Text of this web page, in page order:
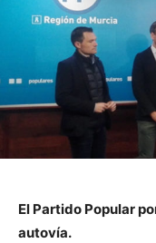
El Partido Popular
autovía.